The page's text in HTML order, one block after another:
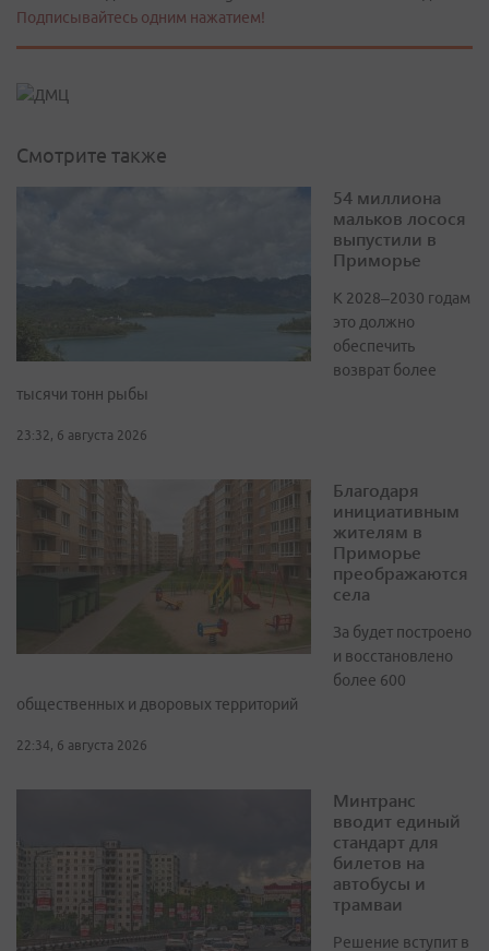
Подписывайтесь одним нажатием!
Смотрите также
54 миллиона
мальков лосося
выпустили в
Приморье
К 2028–2030 годам
это должно
обеспечить
возврат более
тысячи тонн рыбы
23:32, 6 августа 2026
Благодаря
инициативным
жителям в
Приморье
преображаются
села
За будет построено
и восстановлено
более 600
общественных и дворовых территорий
22:34, 6 августа 2026
Минтранс
вводит единый
стандарт для
билетов на
автобусы и
трамваи
Решение вступит в